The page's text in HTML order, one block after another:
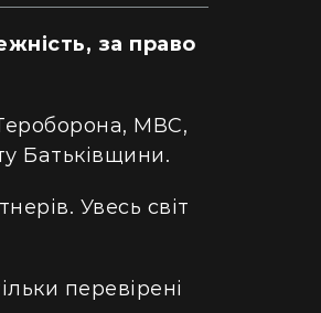
за право
МВС,
Батьківщини.
Увесь світ
перевірені